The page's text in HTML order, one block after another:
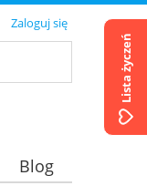
Zaloguj się
Blog
Lista życzeń